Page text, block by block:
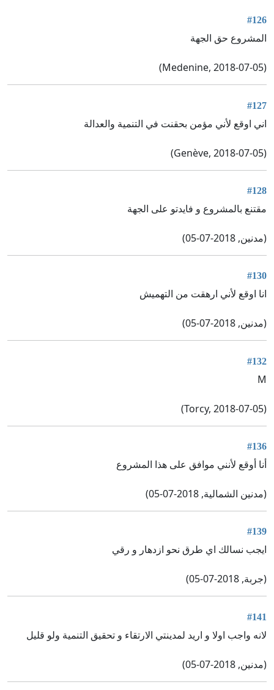
#126
المشروع حق الجهة
(Medenine, 2018-07-05)
#127
اني اوقع لأني مؤمن بحقنت في التنمية والعدالة
(Genève, 2018-07-05)
#128
مقتنع بالمشروع و فايدتو على الجهة
(مدنين, 2018-07-05)
#130
انا اوقع لأني ارهقت من التهميش
(مدنين, 2018-07-05)
#132
M
(Torcy, 2018-07-05)
#136
أنا أوقع لأنني موافق على هذا المشروع
(مدنين الشمالية, 2018-07-05)
#139
ايجب نسالك اي طرق نحو ازدهار و رقي
(جربة, 2018-07-05)
#141
لانه واجب اولا و اريد لمدينتي الارتقاء و تحقيق التنمية ولو قليل
(مدنين, 2018-07-05)